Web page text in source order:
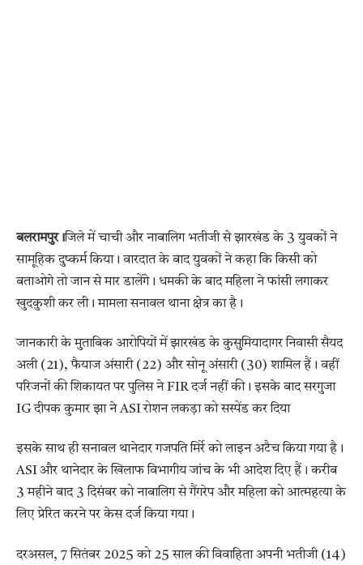
बलरामपुर।जिले में चाची और नाबालिग भतीजी से झारखंड के 3 युवकों ने
सामूहिक दुष्कर्म किया। वारदात के बाद युवकों ने कहा कि किसी को
बताओगे तो जान से मार डालेंगे। धमकी के बाद महिला ने फांसी लगाकर
खुदकुशी कर ली। मामला सनावल थाना क्षेत्र का है।
जानकारी के मुताबिक आरोपियों में झारखंड के कुसुमियादागर निवासी सैयद
अली (21), फैयाज अंसारी (22) और सोनू अंसारी (30) शामिल हैं। वहीं
परिजनों की शिकायत पर पुलिस ने FIR दर्ज नहीं की। इसके बाद सरगुजा
IG दीपक कुमार झा ने ASI रोशन लकड़ा को सस्पेंड कर दिया
इसके साथ ही सनावल थानेदार गजपति मिर्रे को लाइन अटैच किया गया है।
ASI और थानेदार के खिलाफ विभागीय जांच के भी आदेश दिए हैं। करीब
3 महीने बाद 3 दिसंबर को नाबालिग से गैंगरेप और महिला को आत्महत्या के
लिए प्रेरित करने पर केस दर्ज किया गया।
दरअसल, 7 सितंबर 2025 को 25 साल की विवाहिता अपनी भतीजी (14)